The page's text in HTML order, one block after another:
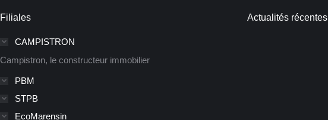
Filiales
CAMPISTRON
Campistron, le constructeur immobilier
PBM
STPB
EcoMarensin
Actualités récentes